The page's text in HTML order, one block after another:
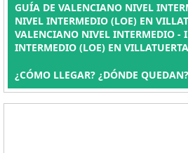
GUÍA DE VALENCIANO NIVEL
NIVEL INTERMEDIO (LOE) EN
VALENCIANO NIVEL INTERMEDIO -
INTERMEDIO (LOE) EN
¿CÓMO LLEGAR? ¿DÓNDE QUEDAN?